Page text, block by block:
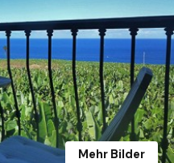
Mehr Bilder